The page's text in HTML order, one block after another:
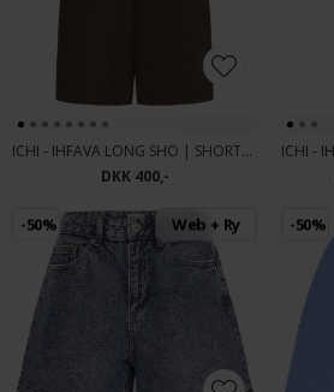
ICHI - IHFAVA LONG SHO | SHORTS SLATE BLACK MELANGE
DKK 400,-
-50% Web + Ry -50%